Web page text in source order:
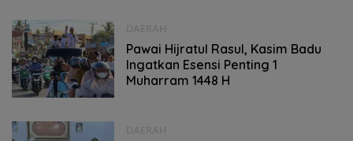
Pawai Hijratul Rasul, Kasim Badu
Ingatkan Esensi Penting 1
Muharram 1448 H